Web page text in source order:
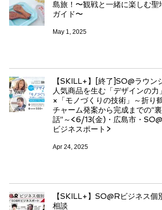
島旅！〜観戦と一緒に楽しむ聖地
ガイド〜
May 1, 2025
【SKILL+】[終了]SO@ラウンジ
人気商品を生む「デザインの力」
×「モノづくりの技術」～折り鶴
チャーム発案から完成までの“裏
話”～<6/13(金)・広島市・
ビジネスポート>
Apr 24, 2025
【SKILL+】SO@Rビジネス個別
相談